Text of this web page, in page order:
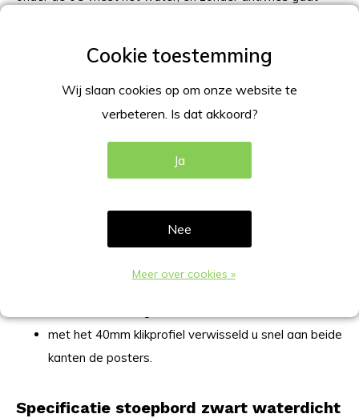
Zwarte kunststofvoet, met 2 wieltjes, voor het
Voet vulbaar met (antivries)water of zand;
ADVIES: waterbase te vullen met zand;
met het 40mm klikprofiel verwisseld u snel aan beide
kanten de posters.
Specificatie stoepbord zwart waterdicht
Wij slaan cookies op om onze website te
verbeteren. Is dat akkoord?
Ja
Nee
Meer over cookies »